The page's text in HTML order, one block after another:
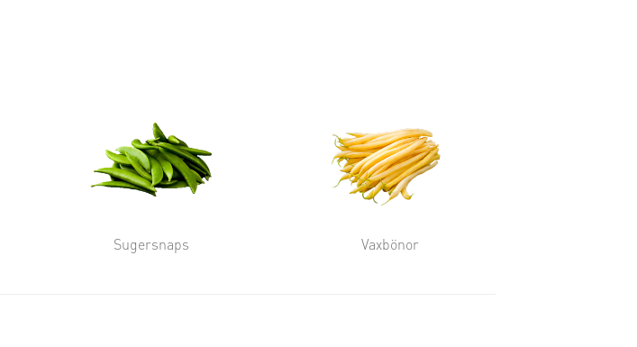
Sugersnaps Vaxbönor